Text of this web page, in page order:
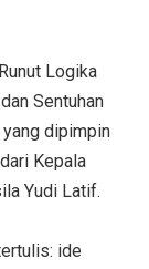
Logika
Sentuhan
dipimpin
Kepala
Yudi Latif.
ide